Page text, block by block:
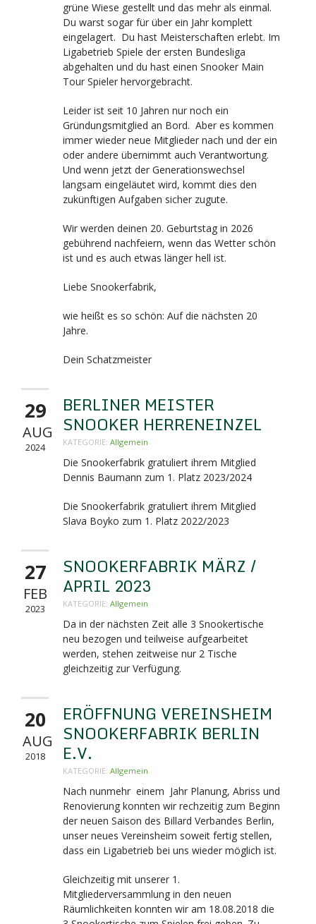
grüne Wiese gestellt und das mehr als einmal.
Du warst sogar für über ein Jahr komplett
eingelagert. Du hast Meisterschaften erlebt. Im
Ligabetrieb Spiele der ersten Bundesliga
abgehalten und du hast einen Snooker Main
Tour Spieler hervorgebracht.
Leider ist seit 10 Jahren nur noch ein
Gründungsmitglied an Bord. Aber es kommen
immer wieder neue Mitglieder nach und der ein
oder andere übernimmt auch Verantwortung.
Und wenn jetzt der Generationswechsel
langsam eingeläutet wird, kommt dies den
zukünftigen Aufgaben sicher zugute.
Wir werden deinen 20. Geburtstag in 2026
gebührend nachfeiern, wenn das Wetter schön
ist und es auch etwas länger hell ist.
Liebe Snookerfabrik,
wie heißt es so schön: Auf die nächsten 20
Jahre.
Dein Schatzmeister
29
AUG
2024
BERLINER MEISTER
SNOOKER HERRENEINZEL
KATEGORIE: Allgemein
Die Snookerfabrik gratuliert ihrem Mitglied
Dennis Baumann zum 1. Platz 2023/2024
Die Snookerfabrik gratuliert ihrem Mitglied
Slava Boyko zum 1. Platz 2022/2023
27
FEB
2023
SNOOKERFABRIK MÄRZ /
APRIL 2023
KATEGORIE: Allgemein
Da in der nächsten Zeit alle 3 Snookertische
neu bezogen und teilweise aufgearbeitet
werden, stehen zeitweise nur 2 Tische
gleichzeitig zur Verfügung.
20
AUG
2018
ERÖFFNUNG VEREINSHEIM
SNOOKERFABRIK BERLIN
E.V.
KATEGORIE: Allgemein
Nach nunmehr einem Jahr Planung, Abriss und
Renovierung konnten wir rechzeitig zum Beginn
der neuen Saison des Billard Verbandes Berlin,
unser neues Vereinsheim soweit fertig stellen,
dass ein Ligabetrieb bei uns wieder möglich ist.
Gleichzeitig mit unserer 1.
Mitgliederversammlung in den neuen
Räumlichkeiten konnten wir am 18.08.2018 die